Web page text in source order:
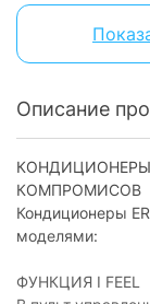
Маркировка по
БТЕ/BTU:
Охлаждение:
Обогрев:
Вентиляция
Описание
КОНДИЦИОНЕРЫ
КОМПРОМИСОВ
Кондиционеры
моделями:
ФУНКЦИЯ I FEEL